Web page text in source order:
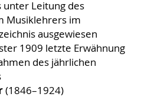
unter Leitung des
Musiklehrers im
ausgewiesen
1909 letzte Erwähnung
des jährlichen
(1846–1924)